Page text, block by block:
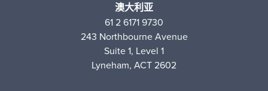
澳大利亚
61 2 6171 9730
243 Northbourne Avenue
Suite 1, Level 1
Lyneham, ACT 2602